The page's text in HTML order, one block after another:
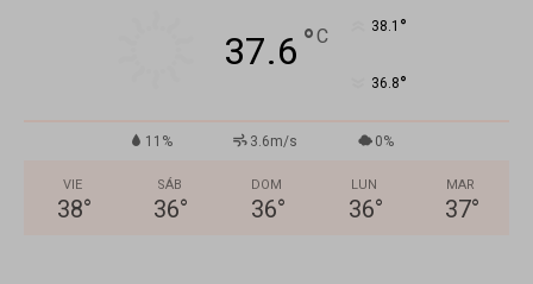
37.6 °C 38.1 °
36.8°
11% 3.6m/s 0%
VIE
38°
SÁB
36°
DOM
36°
LUN
36°
MAR
37°